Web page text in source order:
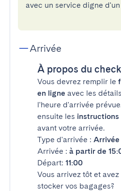
avec un service digne
Arrivée
À propos du
Vous devrez remplir le
en ligne avec les
l'heure d'arrivée
ensuite les instructions
avant votre arrivée.
Type d'arrivée : Arrivée
Arrivée : à partir de
Départ: 11:00
Vous arrivez tôt et
stocker vos bagages?